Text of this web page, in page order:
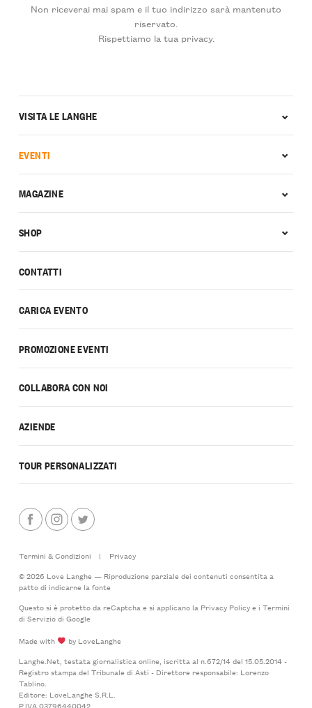
Non riceverai mai spam e il tuo indirizzo sarà mantenuto
riservato.
Rispettiamo la tua privacy.
CONTATTI
CARICA EVENTO
PROMOZIONE EVENTI
COLLABORA CON NOI
AZIENDE
TOUR PERSONALIZZATI
VISITA LE LANGHE
EVENTI
MAGAZINE
SHOP
Termini & Condizioni |
Privacy
© 2026 Love Langhe — Riproduzione parziale dei contenuti consentita a
patto di indicarne la fonte
Questo si è protetto da reCaptcha e si applicano la Privacy Policye i Termini
di Serviziodi Google
Made with
by LoveLanghe
Langhe.Net, testata giornalistica online, iscritta al n.672/14 del 15.05.2014 -
Registro stampa del Tribunale di Asti - Direttore responsabile: Lorenzo
Tablino.
Editore: LoveLanghe S.R.L.
P.IVA 03796440042